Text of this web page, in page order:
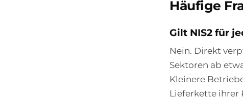
Häufige
Gilt NIS2 für
Nein. Direkt
Sektoren ab
Kleinere
Lieferkette ihrer